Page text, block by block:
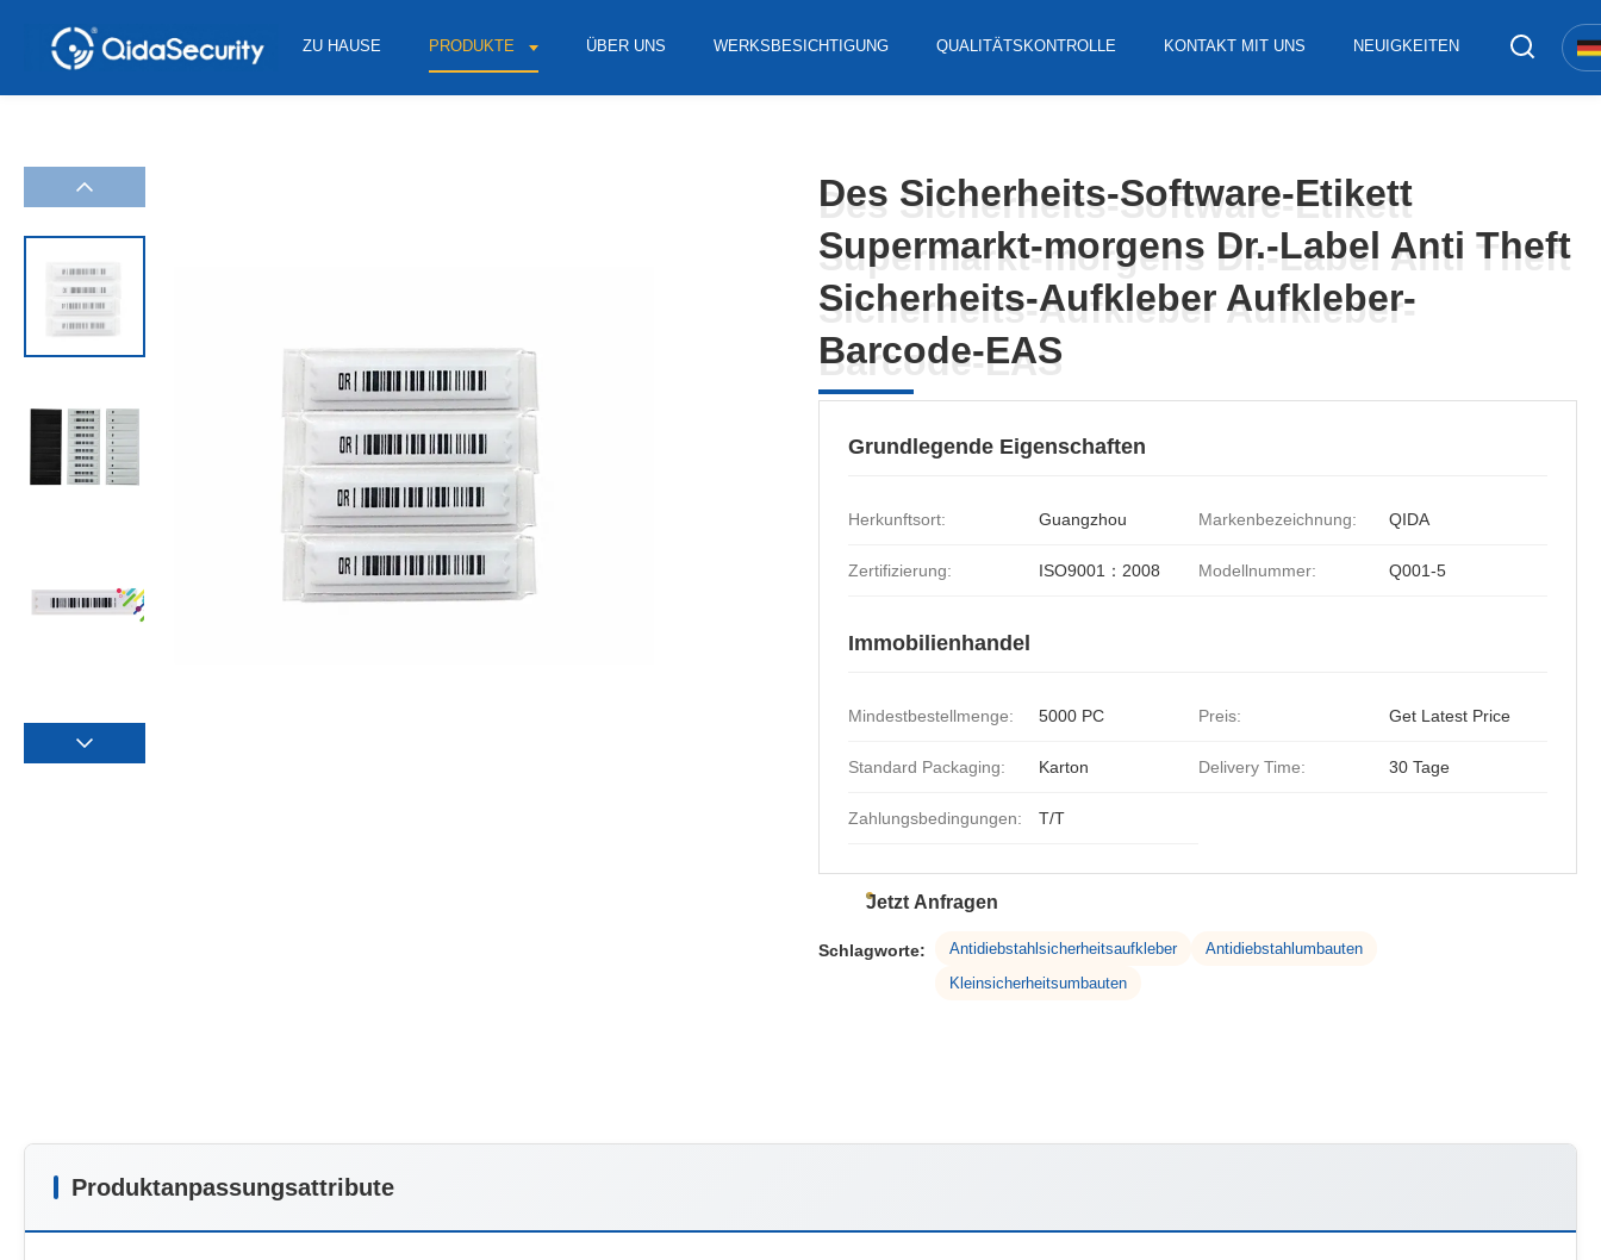
ZU HAUSE PRODUKTE ÜBER UNS WERKSBESICHTIGUNG QUALITÄTSKONTROLLE KONTAKT MIT UNS NEUIGKEITEN
Des Sicherheits-Software-Etikett
Supermarkt-morgens Dr.-Label Anti Theft
Sicherheits-Aufkleber Aufkleber-
Barcode-EAS
Des Sicherheits-Software-Etikett
Supermarkt-morgens Dr.-Label Anti Theft
Sicherheits-Aufkleber Aufkleber-
Barcode-EAS
Grundlegende Eigenschaften
Herkunftsort: Guangzhou Markenbezeichnung: QIDA
Zertifizierung: ISO9001：2008 Modellnummer: Q001-5
Immobilienhandel
Mindestbestellmenge: 5000 PC Preis: Get Latest Price
Standard Packaging: Karton Delivery Time: 30 Tage
Zahlungsbedingungen: T/T
Jetzt Anfragen
Schlagworte: Antidiebstahlsicherheitsaufkleber
Antidiebstahlumbauten
Kleinsicherheitsumbauten
Produktanpassungsattribute